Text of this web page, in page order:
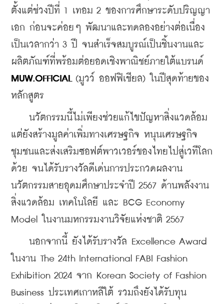
ตั้งแต่ช่วงปีที่ 1 เทอม 2 ของการศึกษาระดับปริญญา
เอก ก่อนจะค่อยๆ พัฒนาและทดลองอย่างต่อเนื่อง
เป็นเวลากว่า 3 ปี จนสำเร็จสมบูรณ์เป็นชิ้นงานและ
MUW.OFFICIAL
(มูวว์ ออฟฟิเชียล)
ในปีสุดท้ายของ
หลักสูตร
นวัตกรรมนี้ไม่เพียงช่วยแก้ไขปัญหาสิ่งแวดล้อม
แต่ยังสร้างมูลค่าเพิ่มทางเศรษฐกิจ หนุนเศรษฐกิจ
ชุมชนและส่งเสริมซอฟต์พาวเวอร์ของไทยไปสู่เวทีโลก
ด้วย จนได้รับรางวัลดีเด่นการประกวดผลงาน
นวัตกรรมสายอุดมศึกษาประจำปี 2567 ด้านพลังงาน
สิ่งแวดล้อม เทคโนโลยี และ BCG Economy
Model ในงานมหกรรมงานวิจัยแห่งชาติ 2567
นอกจากนี้ ยังได้รับรางวัล Excellence Award
ในงาน The 24th International FABI Fashion
Exhibition 2024 จาก Korean Society of Fashion
Business ประเทศเกาหลีใต้ รวมถึงยังได้รับทุน